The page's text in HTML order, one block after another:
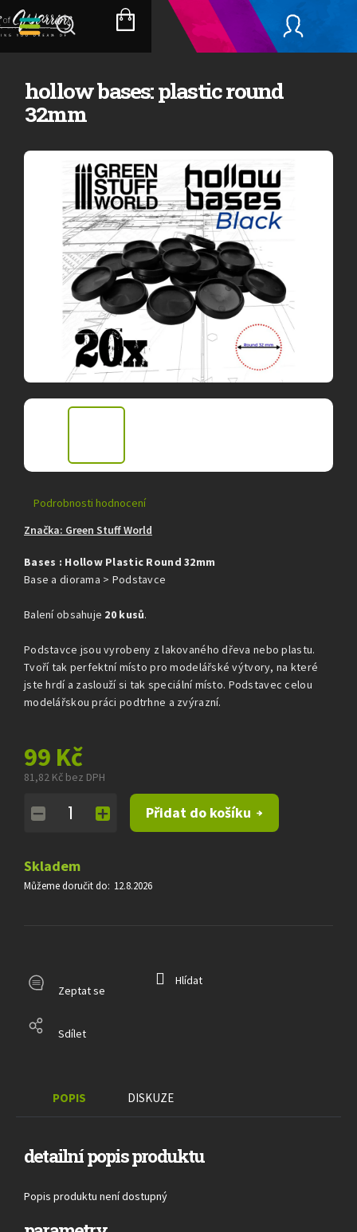
Přejít
na
obsah
NÁKUPNÍ
KOŠÍK
hollow bases: plastic round
32mm
Průměrné
produktu
0,0
z
hvězdiček.
Podrobnosti hodnocení
Značka: Green Stuff World
Bases : Hollow Plastic Round 32mm
Base a diorama > Podstavce
Balení obsahuje 20 kusů.
Podstavce jsou vyrobeny z lakovaného dřeva nebo plastu.
Tvoří tak perfektní místo pro modelářské výtvory, na které
jste hrdí a zaslouží si tak speciální místo. Podstavec celou
modelářskou práci podtrhne a zvýrazní.
99 Kč
81,82 Kč bez DPH
cena:
Přidat do košíku
Skladem
Můžeme doručit do: 12.8.2026
Zeptat se
Hlídat
Sdílet
POPIS DISKUZE
detailní popis produktu
Popis produktu není dostupný